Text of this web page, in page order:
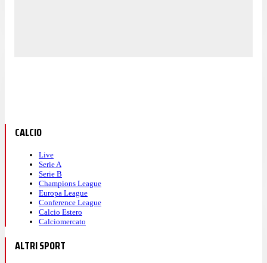
CALCIO
Live
Serie A
Serie B
Champions League
Europa League
Conference League
Calcio Estero
Calciomercato
ALTRI SPORT